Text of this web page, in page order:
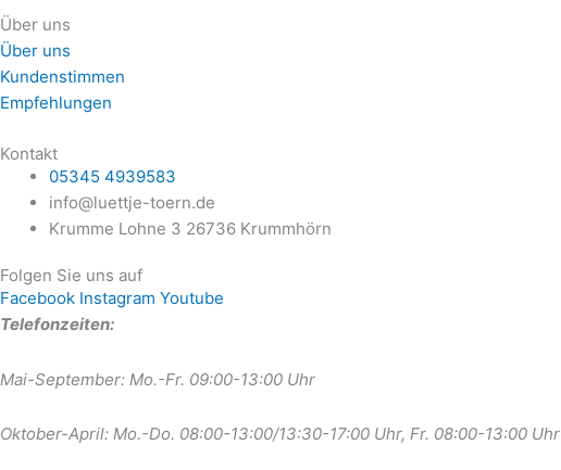
Über uns
Über uns
Kundenstimmen
Empfehlungen
Kontakt
05345 4939583
info@luettje-toern.de
Krumme Lohne 3 26736 Krummhörn
Folgen Sie uns auf
Facebook Instagram Youtube
Telefonzeiten:
Mai-September: Mo.-Fr. 09:00-13:00 Uhr
Oktober-April: Mo.-Do. 08:00-13:00/13:30-17:00 Uhr, Fr. 08:00-13:00 Uhr